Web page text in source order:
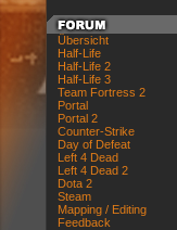
Übersicht
Half-Life
Half-Life 2
Half-Life 3
Team Fortress 2
Portal
Portal 2
Counter-Strike
Day of Defeat
Left 4 Dead
Left 4 Dead 2
Dota 2
Steam
Mapping / Editing
Feedback